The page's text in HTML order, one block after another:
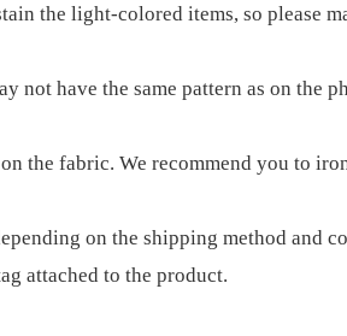
the light-colored items, so please
not have the same pattern as on the
the fabric. We recommend you to
on the shipping method and
attached to the product.